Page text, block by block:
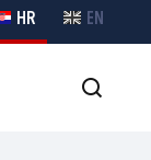
HR EN